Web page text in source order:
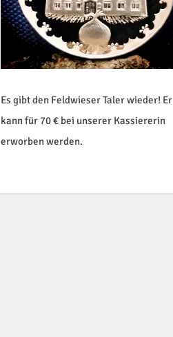
Es gibt den Feldwieser Taler wieder! Er
kann für 70 € bei unserer Kassiererin
erworben werden.